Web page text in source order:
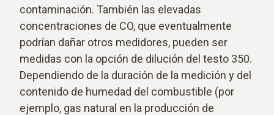
contaminación. También las elevadas
concentraciones de CO, que eventualmente
podrían dañar otros medidores, pueden ser
medidas con la opción de dilución del testo 350.
Dependiendo de la duración de la medición y del
contenido de humedad del combustible (por
ejemplo, gas natural en la producción de